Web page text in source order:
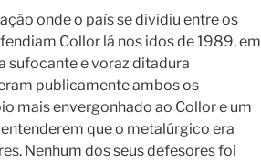
onde o país se dividiu entre os
Collor lá nos idos de 1989, em
sufocante e voraz ditadura
publicamente ambos os
mais envergonhado ao Collor e um
que o metalúrgico era
Nenhum dos seus defesores foi